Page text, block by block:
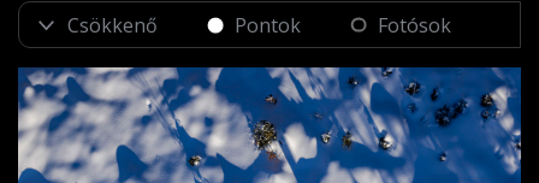
Pontok Fotósok